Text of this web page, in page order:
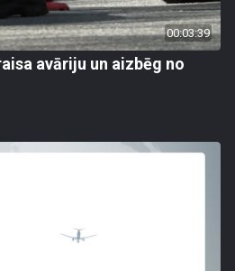
00:03:39
avāriju un aizbēg no